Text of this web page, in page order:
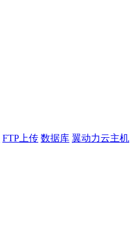
FTP上传 数据库 翼动力云主机